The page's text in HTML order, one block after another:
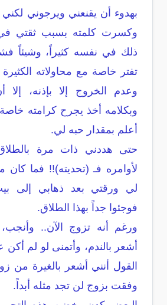
بهدوء أن يقنعني ويرجوني
وكسرت كلمته بسبب ثقتي
ذلك في نفسه كثيراً، وشيئاً
تفتر خاصة مع محاولاته
وعدم الخروج إلا بإذنه، إلا
وبكلامه أخذ يجرح كرامته
أعلم بمقدار حبه لي.
حتى هددني ذات مرة
لأوامره فـ (تحديته)!! فما كان
لي ورقتي بعد ذهابي إلى
فوجئوا جداً بهذا الطلاق.
ورغم أنه تزوج الآن.. وأنجب،
أشعر بالندم، وأتمنى لو لم
القول أنني أشعر بالغيرة من
وفقت بزوج لن تجد مثله أبداً.